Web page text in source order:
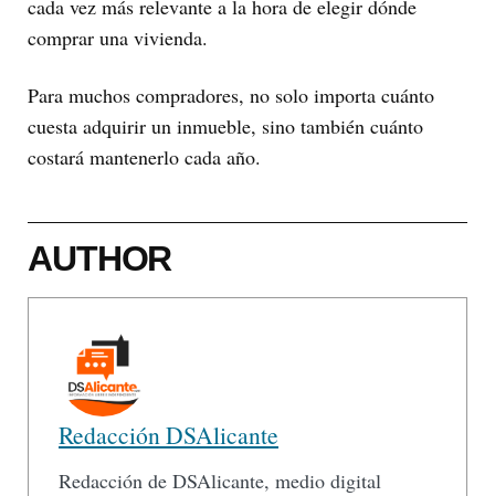
cada vez más relevante a la hora de elegir dónde
comprar una vivienda.
Para muchos compradores, no solo importa cuánto
cuesta adquirir un inmueble, sino también cuánto
costará mantenerlo cada año.
AUTHOR
Redacción DSAlicante
Redacción de DSAlicante, medio digital